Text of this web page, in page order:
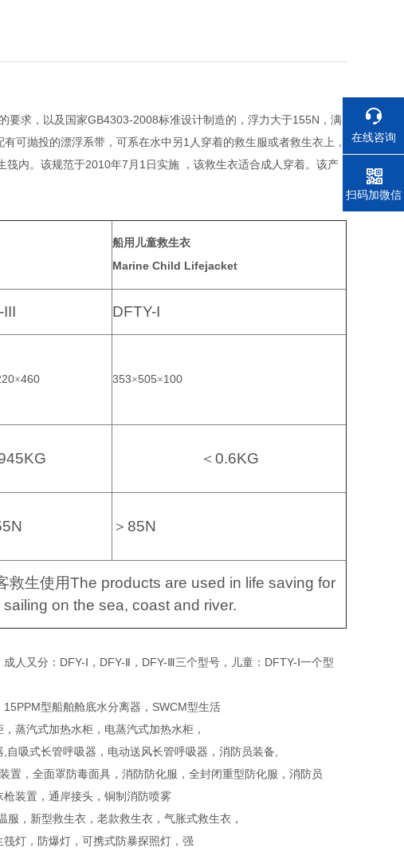
求，以及国家GB4303-2008标准设计制造的，浮力大于155N，满
可抛投的漂浮系带，可系在水中另1人穿着的救生服或者救生衣上，
内。该规范于2010年7月1日实施 ，该救生衣适合成人穿着。该产
船用儿童救生衣
Marine Child Lifejacket
III DFTY-I
×460 353×505×100
＜ 0.6KG
＞ 85N
救生使用The products are used in life saving for
on the sea, coast and river.
人又分：DFY-Ⅰ，DFY-Ⅱ，DFY-Ⅲ三个型号，儿童：DFTY-Ⅰ一个型
型船舶舱底水分离器，SWCM型生活
蒸汽式加热水柜，电蒸汽式加热水柜，
吸式长管呼吸器，电动送风长管呼吸器，消防员装备,
置，全面罩防毒面具，消防防化服，全封闭重型防化服，消防员
装置，通岸接头，铜制消防喷雾
，新型救生衣，老款救生衣，气胀式救生衣，
灯，防爆灯，可携式防暴探照灯，强
在线咨询
电话
扫码加微信